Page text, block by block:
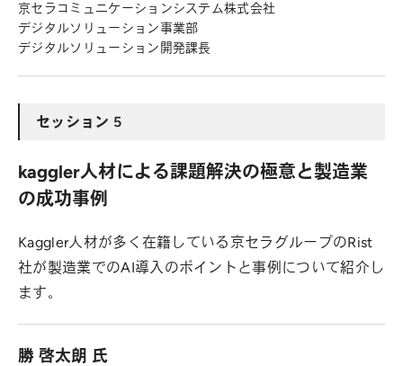
京セラコミュニケーションシステム株式会社
デジタルソリューション事業部
デジタルソリューション開発課長
セッション 5
kaggler人材による課題解決の極意と製造業
の成功事例
Kaggler人材が多く在籍している京セラグループのRist
社が製造業でのAI導入のポイントと事例について紹介し
ます。
勝 啓太朗 氏